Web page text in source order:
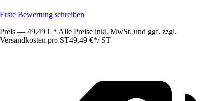
Erste Bewertung schreiben
Preis — 49,49 € * Alle Preise inkl. MwSt. und ggf. zzgl.
Versandkosten pro ST49,49 €*/ ST